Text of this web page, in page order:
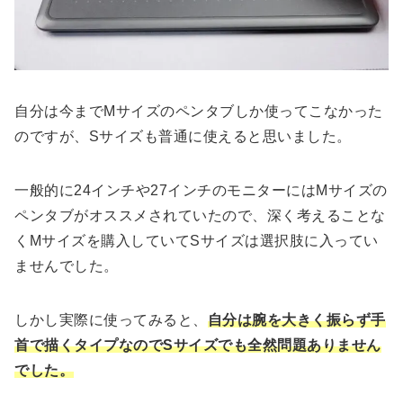
自分は今までMサイズのペンタブしか使ってこなかった
のですが、Sサイズも普通に使えると思いました。
一般的に24インチや27インチのモニターにはMサイズの
ペンタブがオススメされていたので、深く考えることな
くMサイズを購入していてSサイズは選択肢に入ってい
ませんでした。
しかし実際に使ってみると、 自分は腕を大きく振らず手
首で描くタイプなのでSサイズでも全然問題ありません
でした。